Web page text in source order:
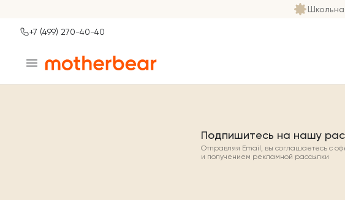
Ваш город
+7 (499) 270-40-40
Подпишитесь на нашу
Отправляя Email, вы соглашаетесь с
и получением рекламной рассылки